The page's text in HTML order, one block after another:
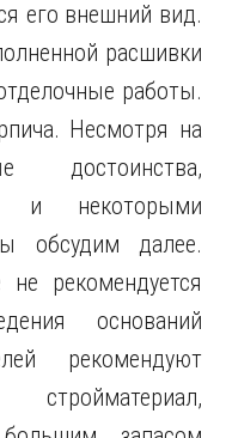
его внешний вид.
расшивки
работы.
Несмотря на
достоинства,
и некоторыми
обсудим далее.
рекомендуется
оснований
рекомендуют